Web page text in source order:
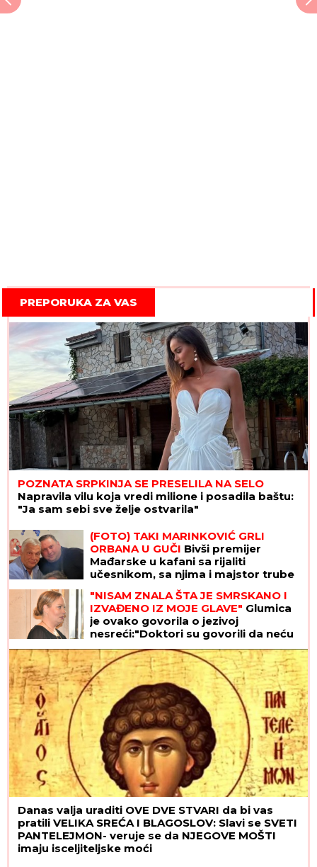
PREPORUKA ZA VAS
POZNATA SRPKINJA SE PRESELILA NA SELO
Napravila vilu koja vredi milione i posadila baštu:
"Ja sam sebi sve želje ostvarila"
(FOTO) TAKI MARINKOVIĆ GRLI
ORBANA U GUČI Bivši premijer
Mađarske u kafani sa rijaliti
učesnikom, sa njima i majstor trube
"NISAM ZNALA ŠTA JE SMRSKANO I
IZVAĐENO IZ MOJE GLAVE" Glumica
je ovako govorila o jezivoj
nesreći:"Doktori su govorili da neću
moći da govorim"
Danas valja uraditi OVE DVE STVARI da bi vas
pratili VELIKA SREĆA I BLAGOSLOV: Slavi se SVETI
PANTELEJMON- veruje se da NJEGOVE MOŠTI
imaju isceljiteljske moći